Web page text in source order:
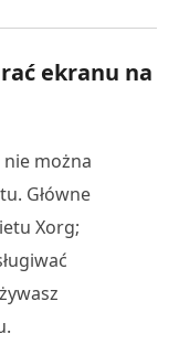
ekranu na
można
Główne
Xorg;